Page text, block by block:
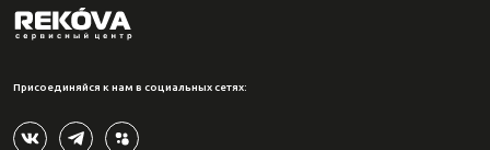
Присоединяйся к нам в социальных сетях: